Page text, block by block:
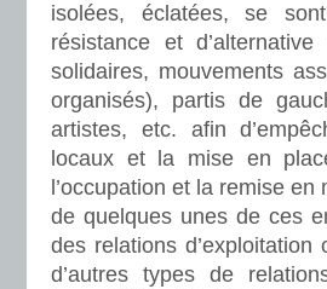
isolées, éclatées, se
résistance et
solidaires, mouvements
organisés), partis de
artistes, etc. afin
locaux et la mise en
l’occupation et la remise
de quelques unes de ces
des relations
d’autres types de